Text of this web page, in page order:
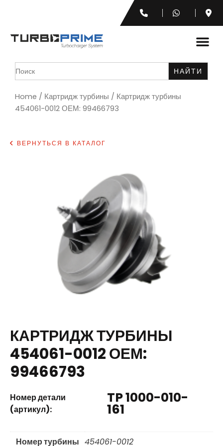
Search
for:
Home / Картридж турбины / Картридж турбины
454061-0012 ОЕМ: 99466793
ВЕРНУТЬСЯ В КАТАЛОГ
КАРТРИДЖ ТУРБИНЫ
454061-0012 ОЕМ:
99466793
Номер детали
(артикул):
TP 1000-010-
161
Номер турбины 454061-0012